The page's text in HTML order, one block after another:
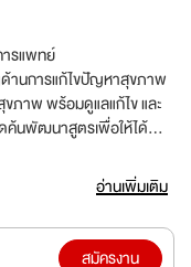
ารแพทย์
ด้านการแก้ไขปัญหาสุขภาพ
ภาพ พร้อมดูแลแก้ไข และ
ค้นพัฒนาสูตรเพื่อให้ได้
อ่านเพิ่มเติม
สมัครงาน